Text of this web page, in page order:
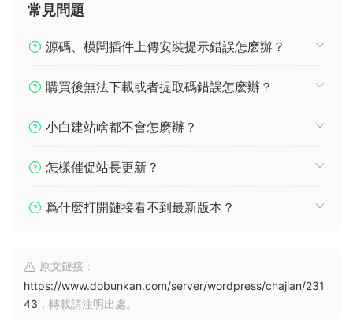
常見問題
源碼、模闆插件上傳安裝提示錯誤怎麽辦？
購買後無法下載或者提取碼錯誤怎麽辦？
小白建站啥都不會怎麽辦？
怎樣催促站長更新？
爲什麽打開鏈接看不到最新版本？
原文鏈接：
https://www.dobunkan.com/server/wordpress/chajian/231
43 ，轉載請注明出處。